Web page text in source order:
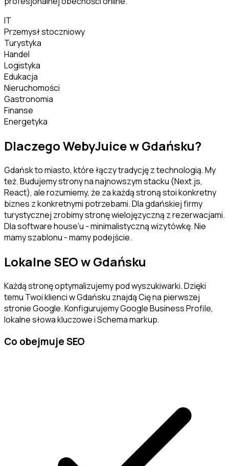
IT
Przemysł stoczniowy
Turystyka
Handel
Logistyka
Edukacja
Nieruchomości
Gastronomia
Finanse
Energetyka
Dlaczego WebyJuice wGdańsku?
Gdańsk to miasto, które łączy tradycję z technologią. My
też. Budujemy strony na najnowszym stacku (Next.js,
React), ale rozumiemy, że za każdą stroną stoi konkretny
biznes z konkretnymi potrzebami. Dla gdańskiej firmy
turystycznej zrobimy stronę wielojęzyczną z rezerwacjami.
Dla software house'u - minimalistyczną wizytówkę. Nie
mamy szablonu - mamy podejście.
Lokalne SEO wGdańsku
Każdą stronę optymalizujemy pod wyszukiwarki. Dzięki
temu Twoi klienci wGdańsku znajdą Cię na pierwszej
stronie Google. Konfigurujemy Google Business Profile,
lokalne słowa kluczowe i Schema markup.
Co obejmuje SEO